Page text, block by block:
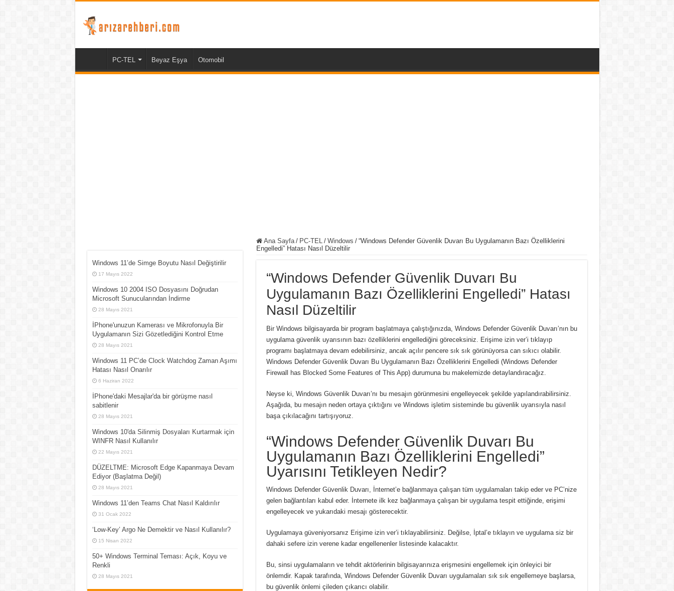
PC-TEL Beyaz Eşya Otomobil
Ana Sayfa / PC-TEL / Windows / “Windows Defender Güvenlik Duvarı Bu Uygulamanın Bazı Özelliklerini
Engelledi” Hatası Nasıl Düzeltilir
“Windows Defender Güvenlik Duvarı Bu
Uygulamanın Bazı Özelliklerini Engelledi” Hatası
Nasıl Düzeltilir
Bir Windows bilgisayarda bir program başlatmaya çalıştığınızda, Windows Defender Güvenlik Duvarı’nın bu
uygulama güvenlik uyarısının bazı özelliklerini engellediğini göreceksiniz. Erişime izin ver’i tıklayıp
programı başlatmaya devam edebilirsiniz, ancak açılır pencere sık sık görünüyorsa can sıkıcı olabilir.
Windows Defender Güvenlik Duvarı Bu Uygulamanın Bazı Özelliklerini Engelledi (Windows Defender
Firewall has Blocked Some Features of This App) durumuna bu makelemizde detaylandıracağız.
Neyse ki, Windows Güvenlik Duvarı’nı bu mesajın görünmesini engelleyecek şekilde yapılandırabilirsiniz.
Aşağıda, bu mesajın neden ortaya çıktığını ve Windows işletim sisteminde bu güvenlik uyarısıyla nasıl
başa çıkılacağını tartışıyoruz.
“Windows Defender Güvenlik Duvarı Bu
Uygulamanın Bazı Özelliklerini Engelledi”
Uyarısını Tetikleyen Nedir?
Windows Defender Güvenlik Duvarı, İnternet’e bağlanmaya çalışan tüm uygulamaları takip eder ve PC’nize
gelen bağlantıları kabul eder. İnternete ilk kez bağlanmaya çalışan bir uygulama tespit ettiğinde, erişimi
engelleyecek ve yukarıdaki mesajı gösterecektir.
Uygulamaya güveniyorsanız Erişime izin ver’i tıklayabilirsiniz. Değilse, İptal’e tıklayın ve uygulama siz bir
dahaki sefere izin verene kadar engellenenler listesinde kalacaktır.
Bu, sinsi uygulamaların ve tehdit aktörlerinin bilgisayarınıza erişmesini engellemek için önleyici bir
önlemdir. Kapak tarafında, Windows Defender Güvenlik Duvarı uygulamaları sık sık engellemeye başlarsa,
bu güvenlik önlemi çileden çıkarıcı olabilir.
Windows 11’de Simge Boyutu Nasıl Değiştirilir
17 Mayıs 2022
Windows 10 2004 ISO Dosyasını Doğrudan
Microsoft Sunucularından İndirme
28 Mayıs 2021
İPhone'unuzun Kamerası ve Mikrofonuyla Bir
Uygulamanın Sizi Gözetlediğini Kontrol Etme
28 Mayıs 2021
Windows 11 PC’de Clock Watchdog Zaman Aşımı
Hatası Nasıl Onarılır
6 Haziran 2022
İPhone'daki Mesajlar'da bir görüşme nasıl
sabitlenir
28 Mayıs 2021
Windows 10'da Silinmiş Dosyaları Kurtarmak için
WINFR Nasıl Kullanılır
22 Mayıs 2021
DÜZELTME: Microsoft Edge Kapanmaya Devam
Ediyor (Başlatma Değil)
28 Mayıs 2021
Windows 11’den Teams Chat Nasıl Kaldırılır
31 Ocak 2022
‘Low-Key’ Argo Ne Demektir ve Nasıl Kullanılır?
15 Nisan 2022
50+ Windows Terminal Teması: Açık, Koyu ve
Renkli
28 Mayıs 2021